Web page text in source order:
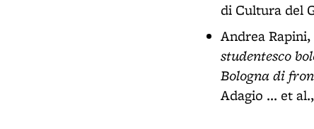
di Cultura del
Andrea Rapini,
studentesco
Bologna di
Adagio ... et